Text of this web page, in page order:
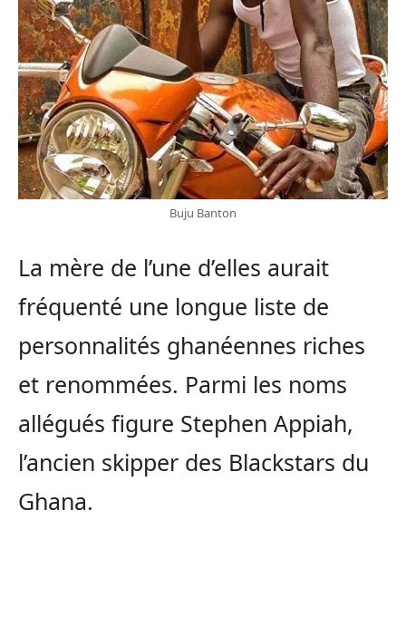
Buju Banton
La mère de l’une d’elles aurait
fréquenté une longue liste de
personnalités ghanéennes riches
et renommées. Parmi les noms
allégués figure Stephen Appiah,
l’ancien skipper des Blackstars du
Ghana.